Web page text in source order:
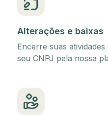
Alterações e baixas
Encerre suas
seu CNPJ pela nossa